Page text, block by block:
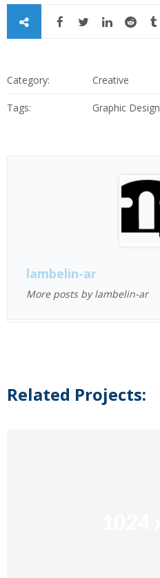
Category: Creative
Tags: Graphic Design
lambelin-ar
More posts by lambelin-ar
Related Projects: